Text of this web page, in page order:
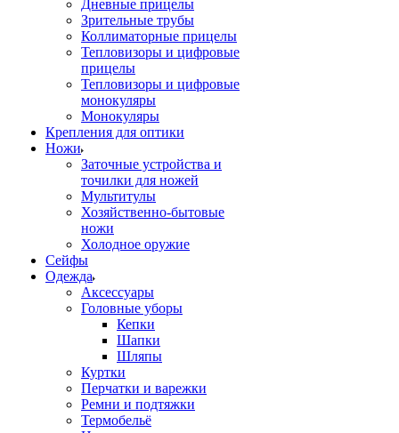
Дневные прицелы
Зрительные трубы
Коллиматорные прицелы
Тепловизоры и цифровые
прицелы
Тепловизоры и цифровые
монокуляры
Монокуляры
Крепления для оптики
Ножи
Заточные устройства и
точилки для ножей
Мультитулы
Хозяйственно-бытовые
ножи
Холодное оружие
Сейфы
Одежда
Аксессуары
Головные уборы
Кепки
Шапки
Шляпы
Куртки
Перчатки и варежки
Ремни и подтяжки
Термобельё